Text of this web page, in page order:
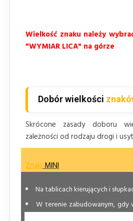
Wielkość znaku należy
"WYMIAR LICA" na górze
Dobór wielkości
Skrócone zasady doboru
zależności od rodzaju drogi i
ZnakiMINI
Na tablicach kierujących i
W terenie zabudowanym, gdy